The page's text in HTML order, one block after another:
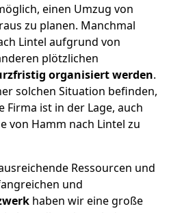
einen Umzug von
zu planen. Manchmal
Lintel aufgrund von
plötzlichen
organisiert werden.
solchen Situation befinden,
Firma ist in der Lage, auch
von Hamm nach Lintel zu
Ressourcen und
und
haben wir eine große